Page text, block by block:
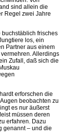
sind allein die
Regel zwei Jahre
buchstäblich frisches
los, ein
Partner aus einem
Allerdings
Zufall, daß sich die
erforschen die
beobachten zu
es nur äußerst
müssen deren
erfahren. Dazu
genannt – und die